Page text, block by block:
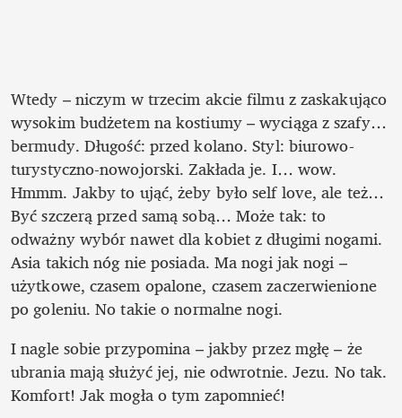
Wtedy – niczym w trzecim akcie filmu z zaskakująco
wysokim budżetem na kostiumy – wyciąga z szafy…
bermudy. Długość: przed kolano. Styl: biurowo-
turystyczno-nowojorski. Zakłada je. I… wow.
Hmmm. Jakby to ująć, żeby było self love, ale też…
Być szczerą przed samą sobą… Może tak: to
odważny wybór nawet dla kobiet z długimi nogami.
Asia takich nóg nie posiada. Ma nogi jak nogi –
użytkowe, czasem opalone, czasem zaczerwienione
po goleniu. No takie o normalne nogi.
I nagle sobie przypomina – jakby przez mgłę – że
ubrania mają służyć jej, nie odwrotnie. Jezu. No tak.
Komfort! Jak mogła o tym zapomnieć!